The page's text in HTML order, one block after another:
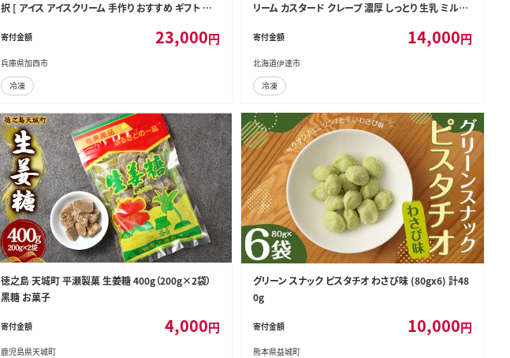
択 [ アイス アイスクリーム 手作り おすすめ ギフト プ
寄付金額 23,000円
兵庫県加西市
冷凍
リーム カスタード クレープ 濃厚 しっとり 生乳 ミルク
無料【55250506】
寄付金額 14,000円
北海道伊達市
冷凍
徳之島 天城町 平瀬製菓 生姜糖 400g（200g×2袋）
黒糖 お菓子
寄付金額 4,000円
鹿児島県天城町
グリーン スナック ピスタチオ わさび味 (80gx6) 計48
0g
寄付金額 10,000円
熊本県益城町